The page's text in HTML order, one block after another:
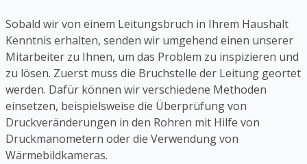
Sobald wir von einem Leitungsbruch in Ihrem Haushalt
Kenntnis erhalten, senden wir umgehend einen unserer
Mitarbeiter zu Ihnen, um das Problem zu inspizieren und
zu lösen. Zuerst muss die Bruchstelle der Leitung geortet
werden. Dafür können wir verschiedene Methoden
einsetzen, beispielsweise die Überprüfung von
Druckveränderungen in den Rohren mit Hilfe von
Druckmanometern oder die Verwendung von
Wärmebildkameras.